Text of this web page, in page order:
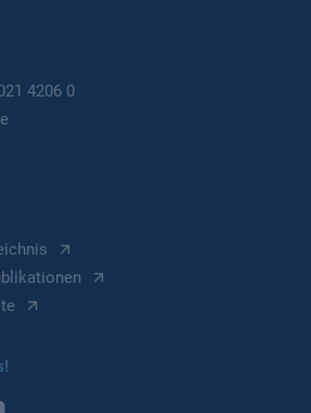
4206 0